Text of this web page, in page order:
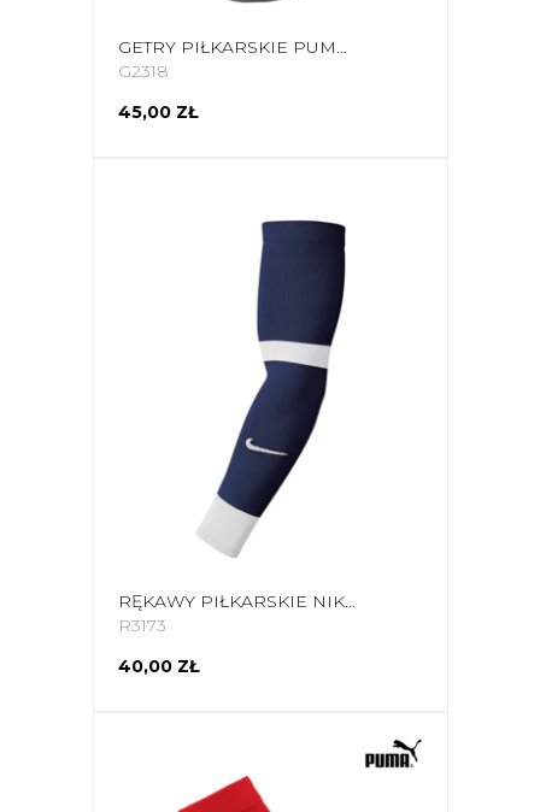
GETRY PIŁKARSKIE PUMA TEAM LIGA SOCKS CORE SZARE 703441 43
G2318
45,00 ZŁ
RĘKAWY PIŁKARSKIE NIKE MATCHFIT SLEVEE TEAM//STRIKE SLV WC22 TEAM GRANATOWE CU6419 410/FQ8282 410
R3173
40,00 ZŁ